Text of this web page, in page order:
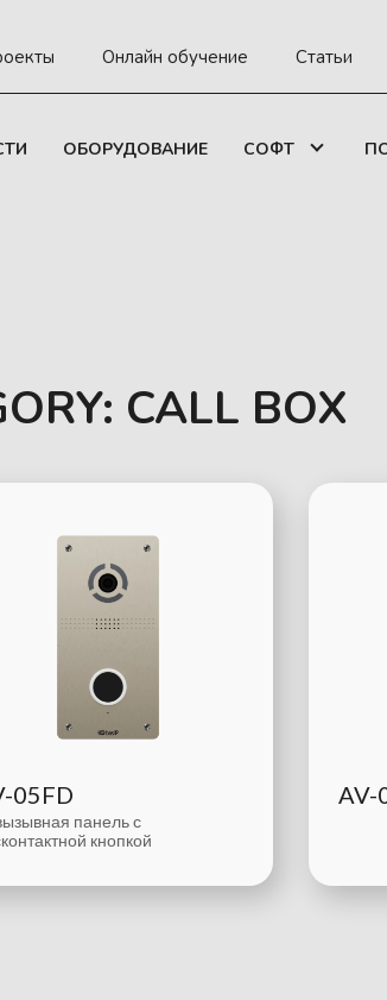
Онлайн обучение Статьи
ОБОРУДОВАНИЕ СОФТ
CALL BOX
05FD
панель с
кнопкой
AV-